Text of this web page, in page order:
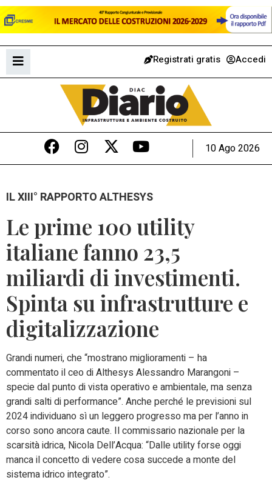
Registrati gratis Accedi
10 Ago 2026
IL XIII° RAPPORTO ALTHESYS
Le prime 100 utility
italiane fanno 23,5
miliardi di investimenti.
Spinta su infrastrutture e
digitalizzazione
Grandi numeri, che “mostrano miglioramenti – ha
commentato il ceo di Althesys Alessandro Marangoni –
specie dal punto di vista operativo e ambientale, ma senza
grandi salti di performance”. Anche perché le previsioni sul
2024 individuano sì un leggero progresso ma per l’anno in
corso sono ancora caute. Il commissario nazionale per la
scarsità idrica, Nicola Dell’Acqua: “Dalle utility forse oggi
manca il concetto di vedere cosa succede a monte del
sistema idrico integrato”.